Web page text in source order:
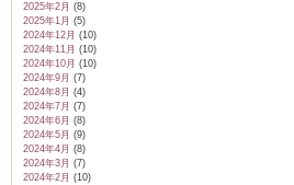
2025年2月 (8)
2025年1月 (5)
2024年12月 (10)
2024年11月 (10)
2024年10月 (10)
2024年9月 (7)
2024年8月 (4)
2024年7月 (7)
2024年6月 (8)
2024年5月 (9)
2024年4月 (8)
2024年3月 (7)
2024年2月 (10)